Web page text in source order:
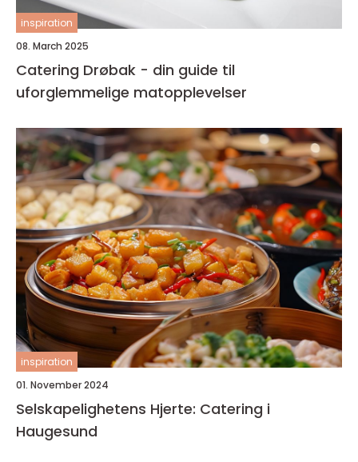
inspiration
08. March 2025
Catering Drøbak - din guide til
uforglemmelige matopplevelser
inspiration
01. November 2024
Selskapelighetens Hjerte: Catering i
Haugesund